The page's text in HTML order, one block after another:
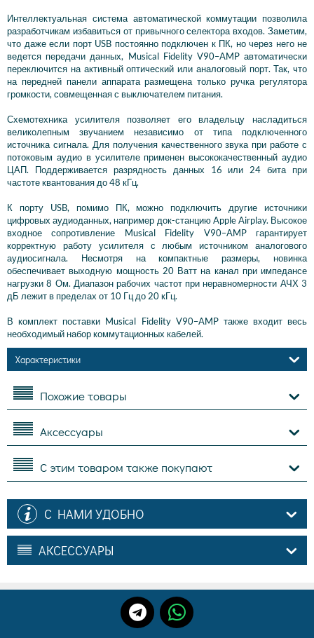
Интеллектуальная система автоматической коммутации позволила
разработчикам избавиться от привычного селектора входов. Заметим,
что даже если порт USB постоянно подключен к ПК, но через него не
ведется передачи данных, Musical Fidelity V90–AMP автоматически
переключится на активный оптический или аналоговый порт. Так, что
на передней панели аппарата размещена только ручка регулятора
громкости, совмещенная с выключателем питания.
Схемотехника усилителя позволяет его владельцу насладиться
великолепным звучанием независимо от типа подключенного
источника сигнала. Для получения качественного звука при работе с
потоковым аудио в усилителе применен высококачественный аудио
ЦАП. Поддерживается разрядность данных 16 или 24 бита при
частоте квантования до 48 кГц.
К порту USB, помимо ПК, можно подключить другие источники
цифровых аудиоданных, например док-станцию Apple Airplay. Высокое
входное сопротивление Musical Fidelity V90–AMP гарантирует
корректную работу усилителя с любым источником аналогового
аудиосигнала. Несмотря на компактные размеры, новинка
обеспечивает выходную мощность 20 Ватт на канал при импедансе
нагрузки 8 Ом. Диапазон рабочих частот при неравномерности АЧХ 3
дБ лежит в пределах от 10 Гц до 20 кГц.
В комплект поставки Musical Fidelity V90–AMP также входит весь
необходимый набор коммутационных кабелей.
Характеристики
Похожие товары
Аксессуары
С этим товаром также покупают
С НАМИ УДОБНО
АКСЕССУАРЫ